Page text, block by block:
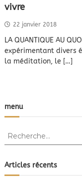
vivre
22 janvier 2018
LA QUANTIQUE AU
expérimentant divers
la méditation, le […]
menu
h
e
Articles récents